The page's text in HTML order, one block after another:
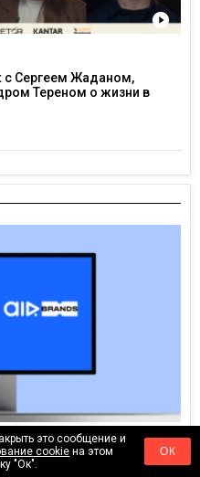
Сергеем Жаданом,
Тереном о жизни в
опыт AIR Brands в
это сообщение и
cookie на этом
"Ок".
ОК